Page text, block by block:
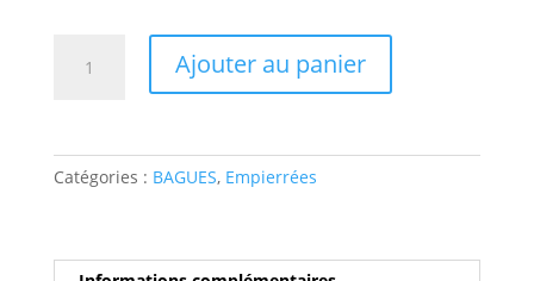
blanc,
coeur
Ajouter au panier
Catégories : BAGUES, Empierrées